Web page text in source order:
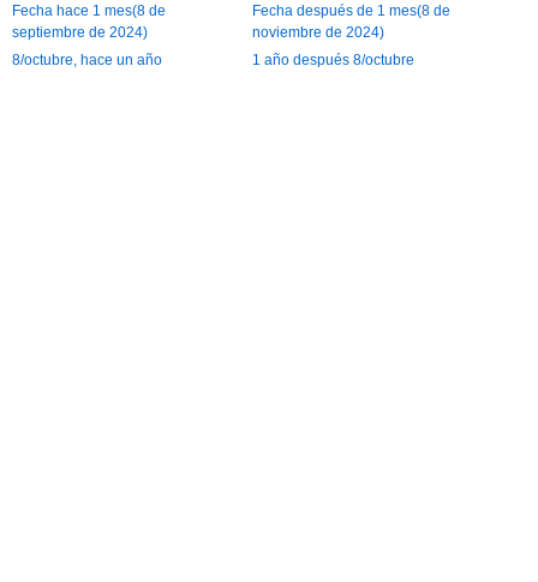
Fecha hace 1 mes(8 de
septiembre de 2024)
Fecha después de 1 mes(8 de
noviembre de 2024)
8/octubre, hace un año
1 año después 8/octubre